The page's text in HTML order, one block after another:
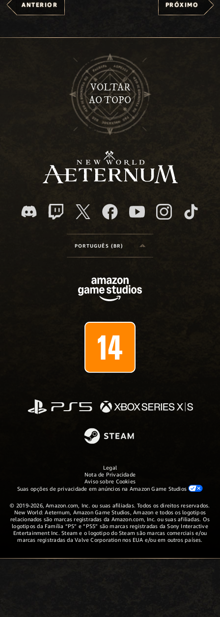
ANTERIOR PRÓXIMO
VOLTAR
AO TOPO
PORTUGUÊS (BR)
Legal
Nota de Privacidade
Aviso sobre Cookies
Suas opções de privacidade em anúncios na Amazon Game Studios
© 2019-2026, Amazon.com, Inc. ou suas afiliadas. Todos os direitos reservados.
New World: Aeternum, Amazon Game Studios, Amazon e todos os logotipos
relacionados são marcas registradas da Amazon.com, Inc. ou suas afiliadas. Os
logotipos da Família “PS” e “PS5” são marcas registradas da Sony Interactive
Entertainment Inc. Steam e o logotipo do Steam são marcas comerciais e/ou
marcas registradas da Valve Corporation nos EUA e/ou em outros países.